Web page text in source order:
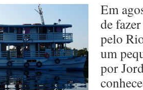
Em
de
pelo
um
por